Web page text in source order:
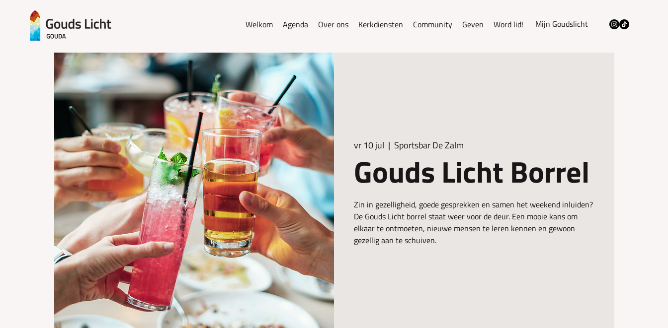
Welkom Agenda Over ons Kerkdiensten Community Geven Word lid! Mijn Goudslicht
vr 10 jul
  |
Sportsbar De Zalm
Gouds Licht Borrel
Zin in gezelligheid, goede gesprekken en samen het weekend inluiden?
De Gouds Licht borrel staat weer voor de deur. Een mooie kans om
elkaar te ontmoeten, nieuwe mensen te leren kennen en gewoon
gezellig aan te schuiven.